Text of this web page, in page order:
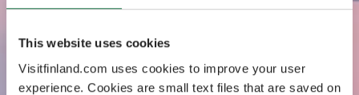
This website uses cookies
Visitfinland.com uses cookies to improve your user
experience. Cookies are small text files that are saved on